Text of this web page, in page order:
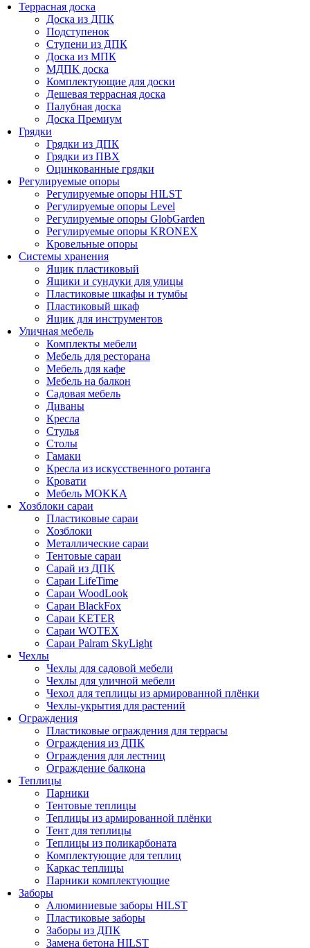
Террасная доска
Доска из ДПК
Подступенок
Ступени из ДПК
Доска из МПК
МДПК доска
Комплектующие для доски
Дешевая террасная доска
Палубная доска
Доска Премиум
Грядки
Грядки из ДПК
Грядки из ПВХ
Оцинкованные грядки
Регулируемые опоры
Регулируемые опоры HILST
Регулируемые опоры Level
Регулируемые опоры GlobGarden
Регулируемые опоры KRONEX
Кровельные опоры
Системы хранения
Ящик пластиковый
Ящики и сундуки для улицы
Пластиковые шкафы и тумбы
Пластиковый шкаф
Ящик для инструментов
Уличная мебель
Комплекты мебели
Мебель для ресторана
Мебель для кафе
Мебель на балкон
Садовая мебель
Диваны
Кресла
Стулья
Столы
Гамаки
Кресла из искусственного ротанга
Кровати
Мебель MOKKA
Хозблоки сараи
Пластиковые сараи
Хозблоки
Металлические сараи
Тентовые сараи
Сарай из ДПК
Cараи LifeTime
Cараи WoodLook
Сараи BlackFox
Сараи KETER
Сараи WOTEX
Сараи Palram SkyLight
Чехлы
Чехлы для садовой мебели
Чехлы для уличной мебели
Чехол для теплицы из армированной плёнки
Чехлы-укрытия для растений
Ограждения
Пластиковые ограждения для террасы
Ограждения из ДПК
Ограждения для лестниц
Ограждение балкона
Теплицы
Парники
Тентовые теплицы
Теплицы из армированной плёнки
Тент для теплицы
Теплицы из поликарбоната
Комплектующие для теплиц
Каркас теплицы
Парники комплектующие
Заборы
Алюминиевые заборы HILST
Пластиковые заборы
Заборы из ДПК
Замена бетона HILST